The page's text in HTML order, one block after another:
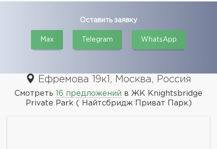
Оставить заявку
Max Telegram WhatsApp
Ефремова 19к1, Москва, Россия
Смотреть 16 предложений в ЖК Knightsbridge
Private Park ( Найтсбридж Приват Парк)